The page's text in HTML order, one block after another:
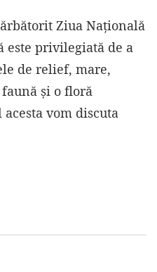
Ziua Națională
este privilegiată de a
de relief, mare,
și o floră
vom discuta